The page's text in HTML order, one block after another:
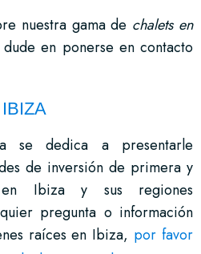
nuestra gama de chalets en
dude en ponerse en contacto
se dedica a presentarle
de inversión de primera y
en Ibiza y sus regiones
pregunta o información
raíces en Ibiza, por favor